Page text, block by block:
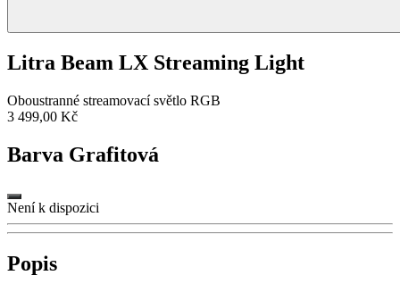
Litra Beam LX Streaming Light
Oboustranné streamovací světlo RGB
3 499,00 Kč
Barva Grafitová
Není k dispozici
Popis